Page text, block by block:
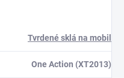
Tvrdené sklá na mobil
One Action (XT2013)